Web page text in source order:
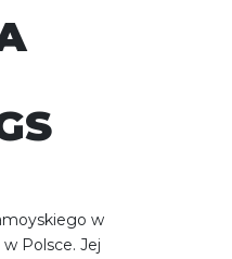
w
Polsce. Jej